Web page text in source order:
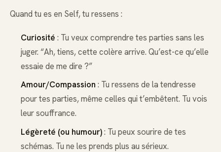
Quand tu es en Self, tu ressens :
Curiosité : Tu veux comprendre tes parties sans les
juger. “Ah, tiens, cette colère arrive. Qu’est-ce qu’elle
essaie de me dire ?”
Amour/Compassion : Tu ressens de la tendresse
pour tes parties, même celles qui t’embêtent. Tu vois
leur souffrance.
Légèreté (ou humour): Tu peux sourire de tes
schémas. Tu ne les prends plus au sérieux.